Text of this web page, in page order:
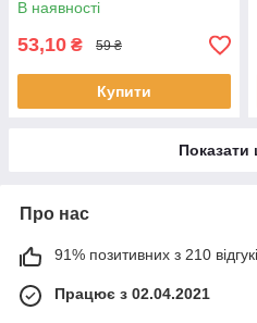
В наявності
53,10 ₴ 59 ₴
Купити
Показати
Про нас
91% позитивних з 210
Працює з 02.04.2021